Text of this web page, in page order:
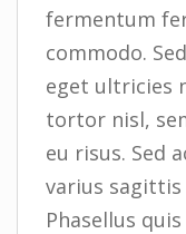
fermentum
commodo.
eget ultricies
tortor nisl,
eu risus. Sed
varius
Phasellus